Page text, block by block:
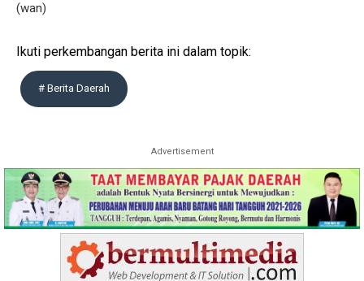
(wan)
Ikuti perkembangan berita ini dalam topik:
# Berita Daerah
Advertisement